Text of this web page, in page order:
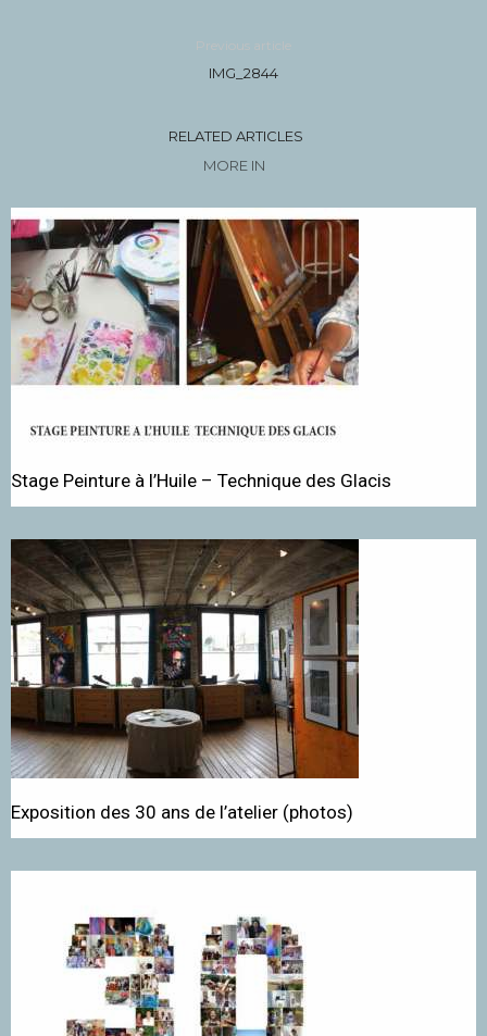
Previous article
IMG_2844
RELATED ARTICLES
MORE IN
Stage Peinture à l’Huile – Technique des Glacis
Exposition des 30 ans de l’atelier (photos)